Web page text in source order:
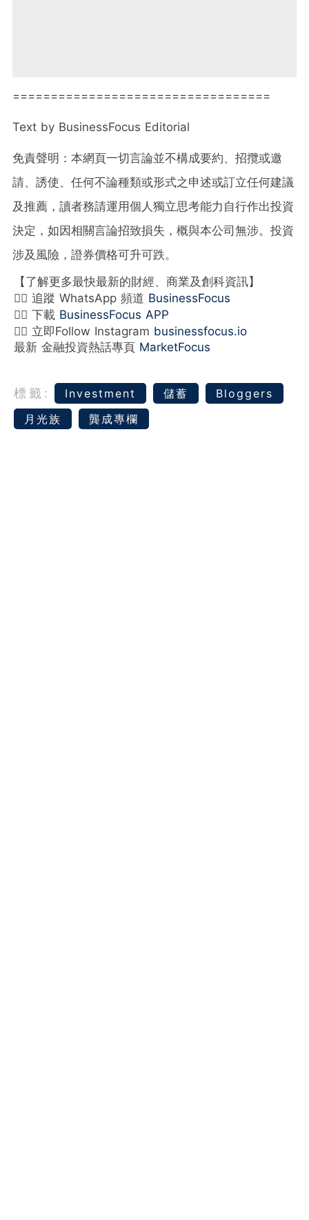
==================================
Text by BusinessFocus Editorial
免責聲明：本網頁一切言論並不構成要約、招攬或邀
請、誘使、任何不論種類或形式之申述或訂立任何建議
及推薦，讀者務請運用個人獨立思考能力自行作出投資
決定，如因相關言論招致損失，概與本公司無涉。投資
涉及風險，證券價格可升可跌。
【了解更多最快最新的財經、商業及創科資訊】
👉🏻 追蹤 WhatsApp 頻道 BusinessFocus
👉🏻 下載 BusinessFocus APP
👉🏻 立即Follow Instagram businessfocus.io
最新 金融投資熱話專頁 MarketFocus
標籤: Investment 儲蓄
Bloggers
月光族
龔成專欄